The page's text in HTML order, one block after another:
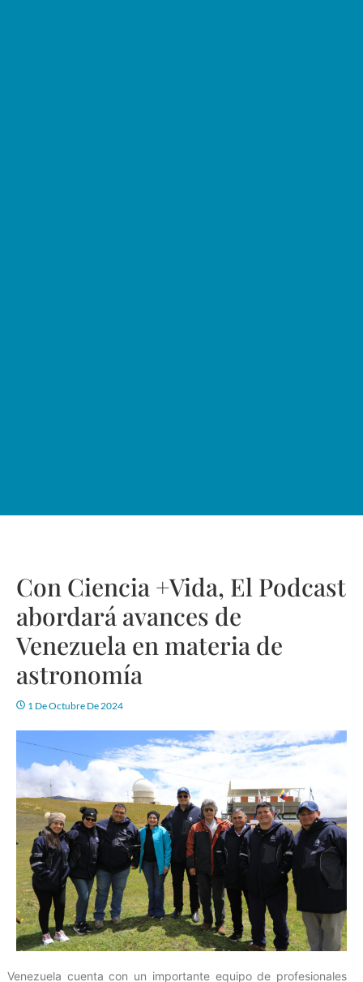
Con Ciencia +Vida, El Podcast
abordará avances de
Venezuela en materia de
astronomía
1 De Octubre De 2024
Venezuela cuenta con un importante equipo de profesionales